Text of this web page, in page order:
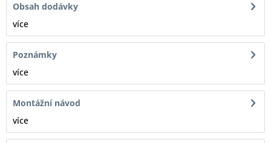
Obsah dodávky
více
Poznámky
více
Montážní návod
více